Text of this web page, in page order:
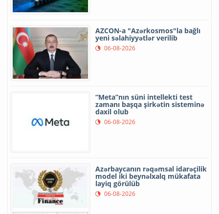
AZCON-a "Azərkosmos"la bağlı
yeni səlahiyyətlər verilib
06-08-2026
“Meta”nın süni intellekti test
zamanı başqa şirkətin sisteminə
daxil olub
06-08-2026
Azərbaycanın rəqəmsal idarəçilik
model iki beynəlxalq mükafata
layiq görülüb
06-08-2026